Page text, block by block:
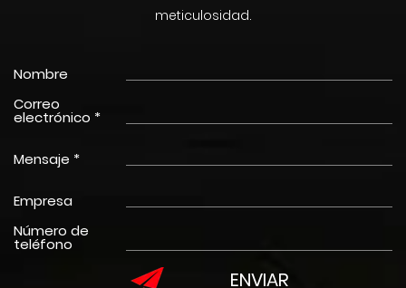
meticulosidad.
Nombre
Correo
electrónico *
Mensaje *
Empresa
Número de
teléfono